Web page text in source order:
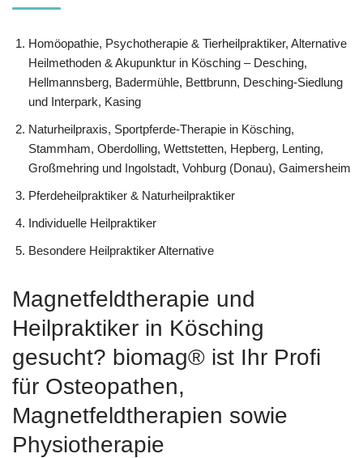
‎Homöopathie, ‎Psychotherapie & ‎Tierheilpraktiker, Alternative
Heilmethoden & Akupunktur in Kösching – Desching,
Hellmannsberg, Badermühle, Bettbrunn, Desching-Siedlung
und Interpark, Kasing
Naturheilpraxis, Sportpferde-Therapie in Kösching,
Stammham, Oberdolling, Wettstetten, Hepberg, Lenting,
Großmehring und Ingolstadt, Vohburg (Donau), Gaimersheim
Pferdeheilpraktiker & Naturheilpraktiker
Individuelle Heilpraktiker
Besondere Heilpraktiker Alternative
Magnetfeldtherapie und
Heilpraktiker in Kösching
gesucht? biomag® ist Ihr Profi
für Osteopathen,
Magnetfeldtherapien sowie
Physiotherapie